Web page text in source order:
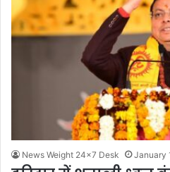
News Weight 24x7 Desk January